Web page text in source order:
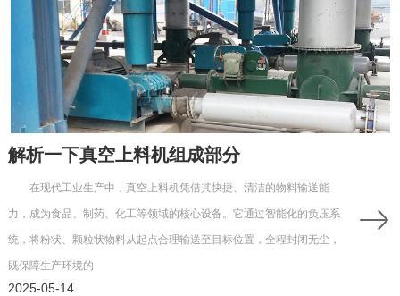
解析一下真空上料机组成部分
在现代工业生产中，真空上料机凭借其快捷、清洁的物料输送能
力，成为食品、制药、化工等领域的核心设备。它通过智能化的负压系
统，将粉状、颗粒状物料从起点合理输送至目标位置，全程封闭无尘，
既保障生产环境的
2025-05-14